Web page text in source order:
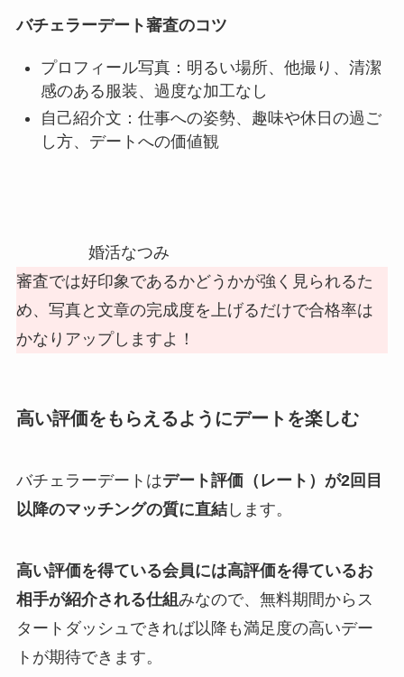
バチェラーデート審査のコツ
プロフィール写真：明るい場所、他撮り、清潔
感のある服装、過度な加工なし
自己紹介文：仕事への姿勢、趣味や休日の過ご
し方、デートへの価値観
婚活なつみ
審査では好印象であるかどうかが強く見られるた
め、写真と文章の完成度を上げるだけで合格率は
かなりアップしますよ！
高い評価をもらえるようにデートを楽しむ
バチェラーデートはデート評価（レート）が2回目
以降のマッチングの質に直結します。
高い評価を得ている会員には高評価を得ているお
相手が紹介される仕組みなので、無料期間からス
タートダッシュできれば以降も満足度の高いデー
トが期待できます。